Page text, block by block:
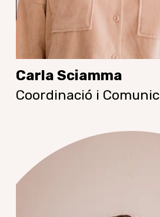
Carla Sciamma
Coordinació i